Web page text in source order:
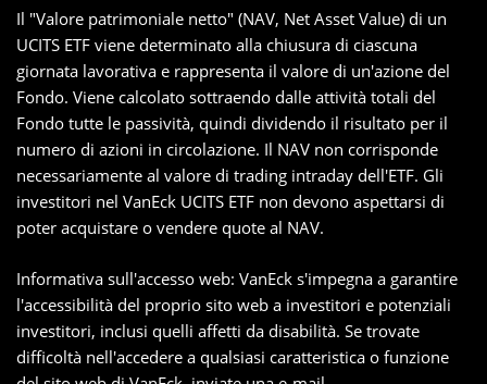
Il "Valore patrimoniale netto" (NAV, Net Asset Value) di un
UCITS ETF viene determinato alla chiusura di ciascuna
giornata lavorativa e rappresenta il valore di un'azione del
Fondo. Viene calcolato sottraendo dalle attività totali del
Fondo tutte le passività, quindi dividendo il risultato per il
numero di azioni in circolazione. Il NAV non corrisponde
necessariamente al valore di trading intraday dell'ETF. Gli
investitori nel VanEck UCITS ETF non devono aspettarsi di
poter acquistare o vendere quote al NAV.
Informativa sull'accesso web: VanEck s'impegna a garantire
l'accessibilità del proprio sito web a investitori e potenziali
investitori, inclusi quelli affetti da disabilità. Se trovate
difficoltà nell'accedere a qualsiasi caratteristica o funzione